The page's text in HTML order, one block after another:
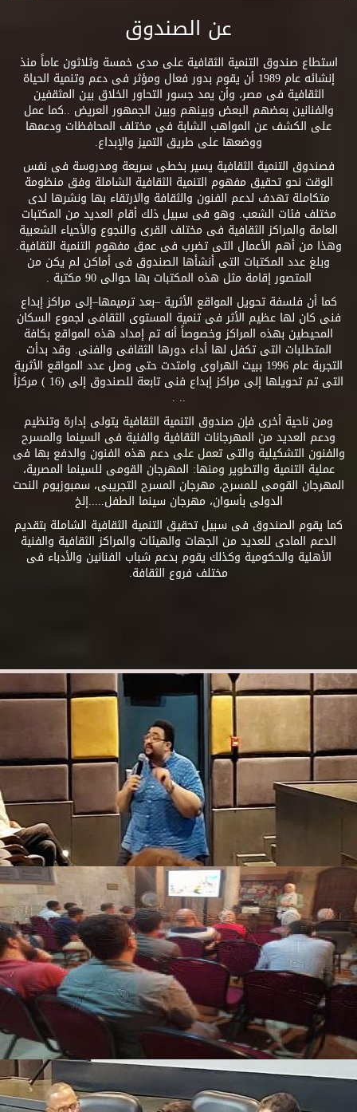
عن الصندوق
استطاع صندوق التنمية الثقافية على مدى خمسة وثلاثون عاماً منذ
إنشائه عام 1989 أن يقوم بدور فعال ومؤثر فى دعم وتنمية الحياة
الثقافية فى مصر، وأن يمد جسور التحاور الخلاق بين المثقفين
والفنانين بعضهم البعض وبينهم وبين الجمهور العريض ..كما عمل
على الكشف عن المواهب الشابة فى مختلف المحافظات ودعمها
ووضعها على طريق التميز والإبداع.
فصندوق التنمية الثقافية يسير بخطى سريعة ومدروسة فى نفس
الوقت نحو تحقيق مفهوم التنمية الثقافية الشاملة وفق منظومة
متكاملة تهدف لدعم الفنون والثقافة والارتقاء بها ونشرها لدى
مختلف فئات الشعب. وهو فى سبيل ذلك أقام العديد من المكتبات
العامة والمراكز الثقافية فى مختلف القرى والنجوع والأحياء الشعبية
وهذا من أهم الأعمال التى تضرب فى عمق مفهوم التنمية الثقافية.
وبلغ عدد المكتبات التى أنشأها الصندوق فى أماكن لم يكن من
المتصور إقامة مثل هذه المكتبات بها حوالى 90 مكتبة .
كما أن فلسفة تحويل المواقع الأثرية –بعد ترميمها–إلى مراكز إبداع
فنى كان لها عظيم الأثر فى تنمية المستوى الثقافى لجموع السكان
المحيطين بهذه المراكز وخصوصاً أنه تم إمداد هذه المواقع بكافة
المتطلبات التى تكفل لها أداء دورها الثقافى والفنى. وقد بدأت
التجربة عام 1996 ببيت الهراوى وامتدت حتى وصل عدد المواقع الأثرية
التى تم تحويلها إلى مراكز إبداع فنى تابعة للصندوق إلى (16 ) مركزاً
.. .
ومن ناحية أخرى فإن صندوق التنمية الثقافية يتولى إدارة وتنظيم
ودعم العديد من المهرجانات الثقافية والفنية فى السينما والمسرح
والفنون التشكيلية والتى تعمل على دعم هذه الفنون والدفع بها فى
عملية التنمية والتطوير ومنها: المهرجان القومى للسينما المصرية،
المهرجان القومى للمسرح، مهرجان المسرح التجريبى، سمبوزيوم النحت
الدولى بأسوان، مهرجان سينما الطفل.....إلخ
كما يقوم الصندوق فى سبيل تحقيق التنمية الثقافية الشاملة بتقديم
الدعم المادى للعديد من الجهات والهيئات والمراكز الثقافية والفنية
الأهلية والحكومية وكذلك يقوم بدعم شباب الفنانين والأدباء فى
مختلف فروع الثقافة.